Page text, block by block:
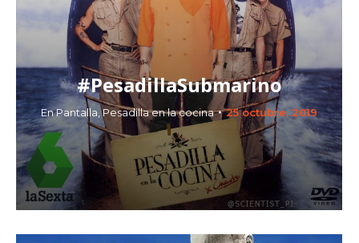
#PesadillaSubmarino
En Pantalla ,Pesadilla en la cocina 25 octubre, 2019